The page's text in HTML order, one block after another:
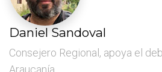
Daniel Sandoval
Consejero Regional, apoya el
Araucanía.